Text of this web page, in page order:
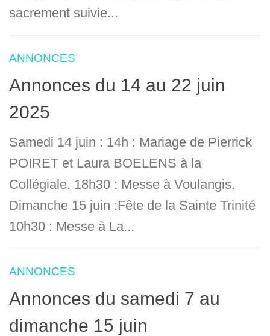
sacrement suivie...
ANNONCES
Annonces du 14 au 22 juin
2025
Samedi 14 juin : 14h : Mariage de Pierrick
POIRET et Laura BOELENS à la
Collégiale. 18h30 : Messe à Voulangis.
Dimanche 15 juin :Fête de la Sainte Trinité
10h30 : Messe à La...
ANNONCES
Annonces du samedi 7 au
dimanche 15 juin